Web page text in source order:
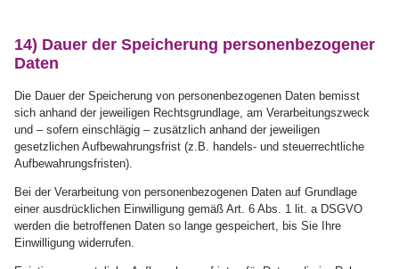
14) Dauer der Speicherung personenbezogener
Daten
Die Dauer der Speicherung von personenbezogenen Daten bemisst
sich anhand der jeweiligen Rechtsgrundlage, am Verarbeitungszweck
und – sofern einschlägig – zusätzlich anhand der jeweiligen
gesetzlichen Aufbewahrungsfrist (z.B. handels- und steuerrechtliche
Aufbewahrungsfristen).
Bei der Verarbeitung von personenbezogenen Daten auf Grundlage
einer ausdrücklichen Einwilligung gemäß Art. 6 Abs. 1 lit. a DSGVO
werden die betroffenen Daten so lange gespeichert, bis Sie Ihre
Einwilligung widerrufen.